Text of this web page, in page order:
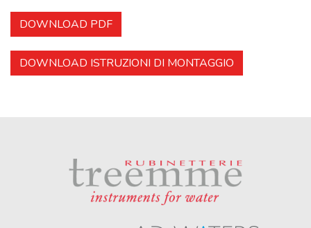
DOWNLOAD PDF
DOWNLOAD ISTRUZIONI DI MONTAGGIO